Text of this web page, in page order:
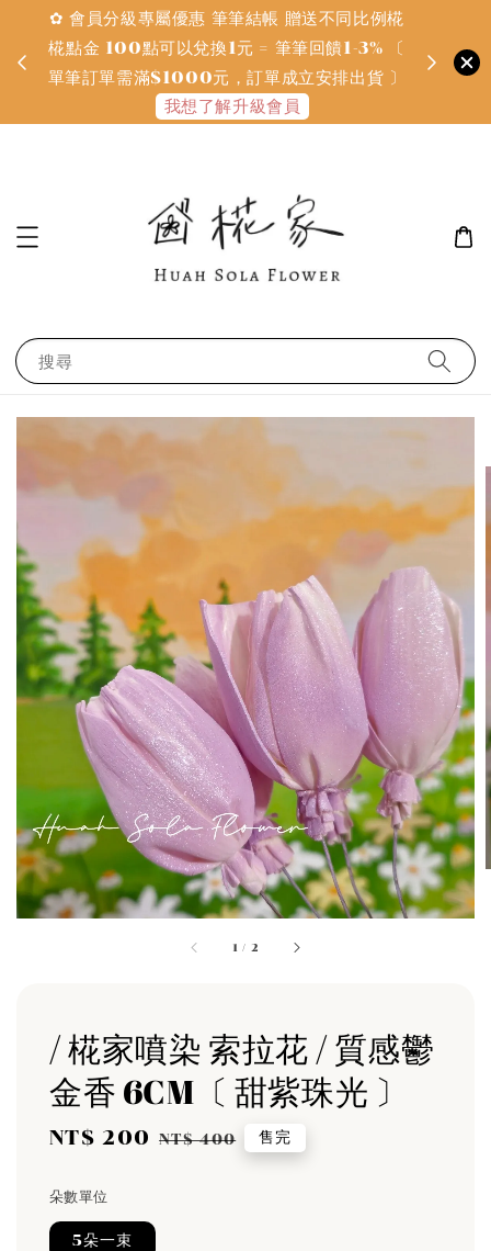
✿ 會員分級專屬優惠 筆筆結帳 贈送不同比例椛
椛點金 100點可以兌換1元 = 筆筆回饋1-3% 〔
單筆訂單需滿$1000元，訂單成立安排出貨 〕
我想了解升級會員
搜尋
1 / 2
/ 椛家噴染 索拉花 / 質感鬱
金香 6CM〔 甜紫珠光 〕
Sale
NT$ 200 Regular
NT$ 400 售完
朵數單位
5朵一束